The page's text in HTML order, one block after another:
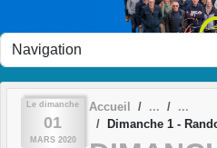
Le dimanche
01
MARS 2020
Accueil
Dimanche 1 -